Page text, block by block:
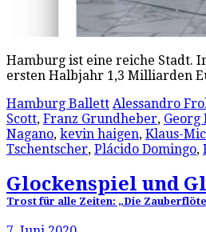
Hamburg ist eine reiche Stadt.
ersten Halbjahr 1,3 Milliarden
Hamburg Ballett Alessandro
Scott, Franz Grundheber,
Nagano, kevin haigen, Klaus-
Tschentscher, Plácido Domingo,
Glockenspiel und
Trost für alle Zeiten: „Die